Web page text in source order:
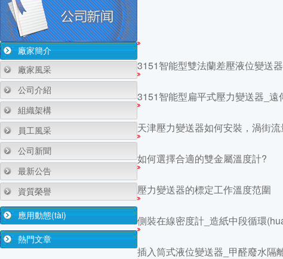
廠家簡介
廠家風采
公司介紹
組織架構
員工風采
公司新聞
最新公告
資質榮譽
應用動態(tài)
熱門文章
3151智能型雙法蘭差壓液位變送
3151智能型扁平式壓力變送器_
天津壓力變送器如何安裝，渦街
如何選擇合適的雙金屬溫度計?
壓力變送器的標定工作溫度范圍
側裝在線密度計_造紙中段循環
插入筒式液位變送器_甲醛廢水隔